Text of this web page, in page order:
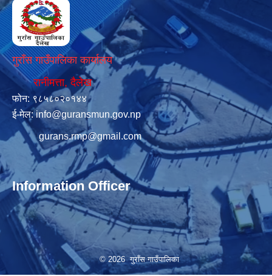
गुराँस गाउँपालिका कार्यालय
रानीमत्ता, दैलेख
फोन: ९८५८०२०१४४
ई-मेल:info@guransmun.gov.np
gurans.rmp@gmail.com
Information Officer
© 2026 गुराँस गाउँपालिका